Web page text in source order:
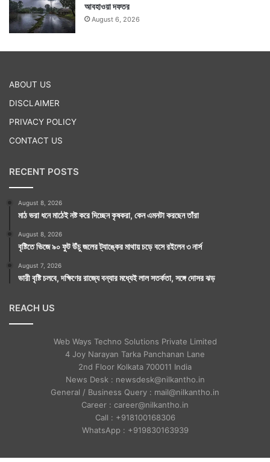
আবহাওয়া দফতর
August 6, 2026
ABOUT US
DISCLAIMER
PRIVACY POLICY
CONTACT US
RECENT POSTS
August 8, 2026
মাঠ ভরা ধনে মাঠেই নষ্ট করে দিচ্ছেন কৃষকরা, কেন এমনটা করছেন তাঁরা
August 8, 2026
বৃষ্টিতে ভিজে ৯০ ফুট উঁচু জলের ট্যাঙ্কের মাথায় চড়ে বসে রইলেন ৩ নার্স
August 7, 2026
ভারী বৃষ্টি চলবে, দক্ষিণের রাজ্যে বন্যার মধ্যেই লাল সতর্কতা, সঙ্গে দোসর ঝড়
REACH US
Web Ways Techno Solutions Private Limited
4 Joy Narayan Tarka Panchanan Lane
2nd Floor Kolkata 700011 India
News Desk : newsdesk@nilkantho.in
General / Business Query : mail@nilkantho.in
Career : career@nilkantho.in
Call : +918100168306
WhatsApp : +919830163939